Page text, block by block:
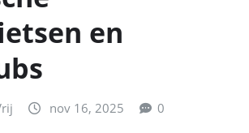
en
nov 16, 2025 0